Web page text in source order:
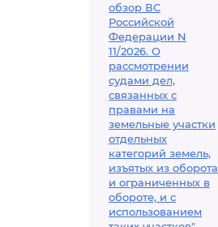
обзор ВС
Российской
Федерации N
11/2026. О
рассмотрении
судами дел,
связанных с
правами на
земельные участки
отдельных
категорий земель,
изъятых из оборота
и ограниченных в
обороте, и с
использованием